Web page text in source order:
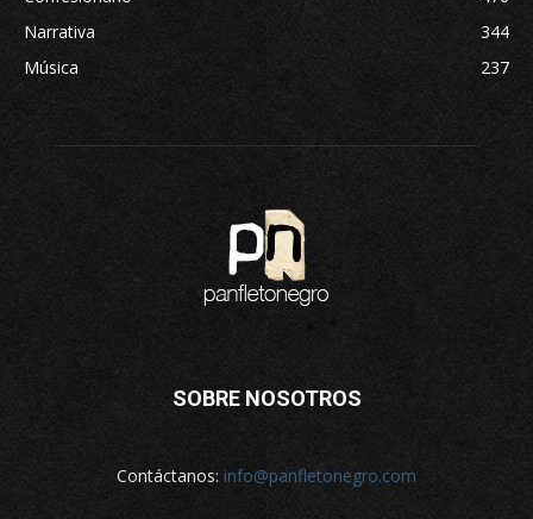
Narrativa
344
Música
237
SOBRE NOSOTROS
Contáctanos: info@panfletonegro.com